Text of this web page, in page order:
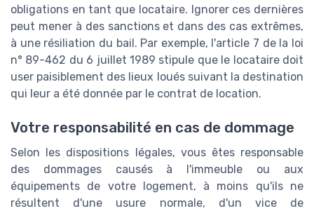
obligations en tant que locataire. Ignorer ces dernières
peut mener à des sanctions et dans des cas extrêmes,
à une résiliation du bail. Par exemple, l'article 7 de la loi
n° 89-462 du 6 juillet 1989 stipule que le locataire doit
user paisiblement des lieux loués suivant la destination
qui leur a été donnée par le contrat de location.
Votre responsabilité en cas de dommage
Selon les dispositions légales, vous êtes responsable
des dommages causés à l'immeuble ou aux
équipements de votre logement, à moins qu'ils ne
résultent d'une usure normale, d'un vice de